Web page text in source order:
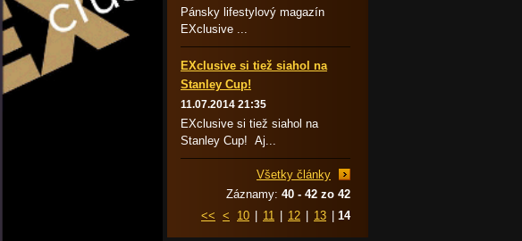
Pánsky lifestylový magazín
EXclusive ...
EXclusive si tiež siahol na
Stanley Cup!
11.07.2014 21:35
EXclusive si tiež siahol na
Stanley Cup! Aj...
Všetky články
Záznamy: 40 - 42 zo 42
<< < 10 11 12 13 14